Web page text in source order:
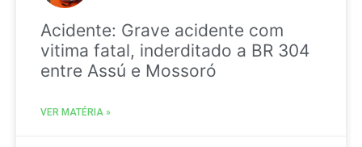
Acidente: Grave acidente com
vitima fatal, inderditado a BR 304
entre Assú e Mossoró
VER MATÉRIA »